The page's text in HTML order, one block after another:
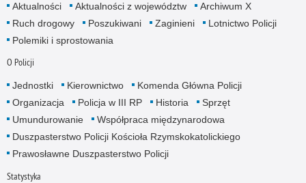
Aktualności Aktualności z województw
Archiwum X
Ruch drogowy
Poszukiwani Zaginieni
Lotnictwo Policji
Polemiki i sprostowania
O Policji
Jednostki Kierownictwo
Komenda Główna Policji
Organizacja
Policja w III RP Historia
Sprzęt
Umundurowanie
Współpraca międzynarodowa
Duszpasterstwo Policji Kościoła Rzymskokatolickiego
Prawosławne Duszpasterstwo Policji
Statystyka